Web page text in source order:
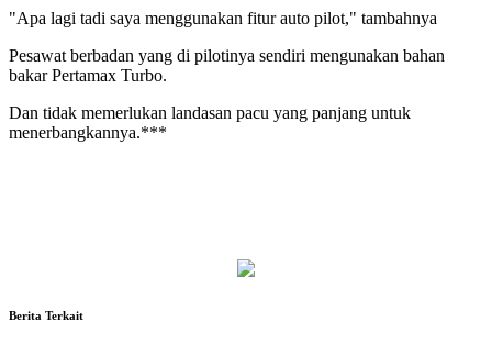
"Apa lagi tadi saya menggunakan fitur auto pilot," tambahnya
Pesawat berbadan yang di pilotinya sendiri mengunakan bahan
bakar Pertamax Turbo.
Dan tidak memerlukan landasan pacu yang panjang untuk
menerbangkannya.***
Berita Terkait